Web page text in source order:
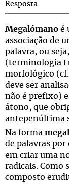
Resposta
Megalómano é
associação de
palavra, ou
(terminologia
morfológico (cf.
deve ser
não é prefixo)
átono, que
antepenúltima
Na forma
de palavras por
em criar uma
radicais. Como
composto